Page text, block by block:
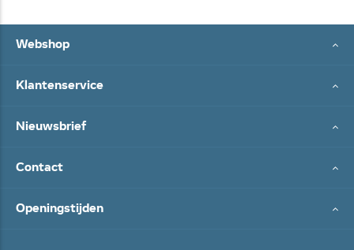
Webshop
Klantenservice
Nieuwsbrief
Contact
Openingstijden